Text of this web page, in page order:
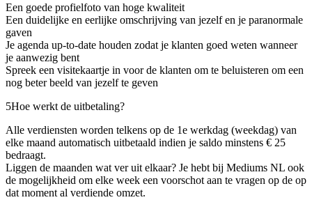
Een goede profielfoto van hoge kwaliteit
Een duidelijke en eerlijke omschrijving van jezelf en je paranormale
gaven
Je agenda up-to-date houden zodat je klanten goed weten wanneer
je aanwezig bent
Spreek een visitekaartje in voor de klanten om te beluisteren om een
nog beter beeld van jezelf te geven
5Hoe werkt de uitbetaling?
Alle verdiensten worden telkens op de 1e werkdag (weekdag) van
elke maand automatisch uitbetaald indien je saldo minstens € 25
bedraagt.
Liggen de maanden wat ver uit elkaar? Je hebt bij Mediums NL ook
de mogelijkheid om elke week een voorschot aan te vragen op de op
dat moment al verdiende omzet.